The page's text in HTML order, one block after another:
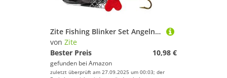
Zite Fishing Blinker Set Angeln - 3 Kunstköder Hecht Zander Barsch Spinnfischen - Silber 16-34g, Angel Blinker Angeln Hecht
von Zite
Bester Preis
10,98 €
gefunden bei Amazon
zuletzt überprüft am 27.09.2025 um 00:03; der